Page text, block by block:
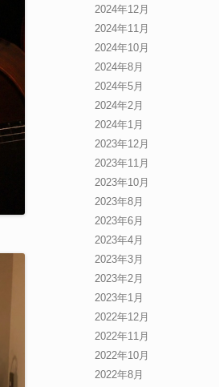
2024年12月
2024年11月
2024年10月
2024年8月
2024年5月
2024年2月
2024年1月
2023年12月
2023年11月
2023年10月
2023年8月
2023年6月
2023年4月
2023年3月
2023年2月
2023年1月
2022年12月
2022年11月
2022年10月
2022年8月